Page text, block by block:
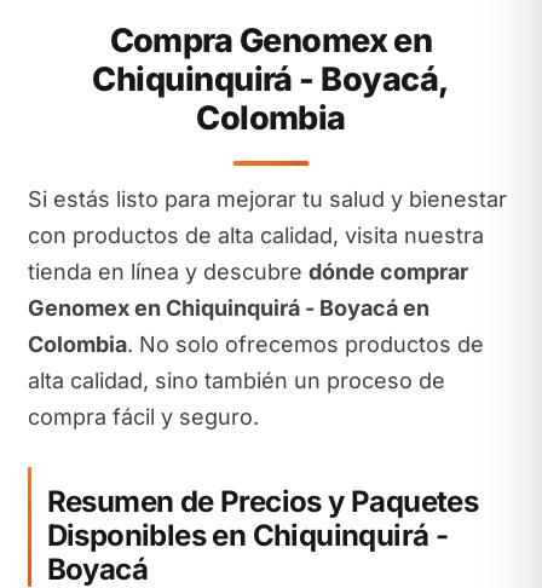
Compra Genomex en
Chiquinquirá - Boyacá,
Colombia
Si estás listo para mejorar tu salud y bienestar
con productos de alta calidad, visita nuestra
tienda en línea y descubre dónde comprar
Genomex en Chiquinquirá - Boyacá en
Colombia. No solo ofrecemos productos de
alta calidad, sino también un proceso de
compra fácil y seguro.
Resumen de Precios y Paquetes
Disponibles en Chiquinquirá -
Boyacá